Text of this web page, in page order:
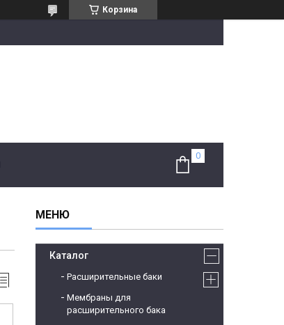
Корзина
Каталог
Расширительные баки
Мембраны для
расширительного бака